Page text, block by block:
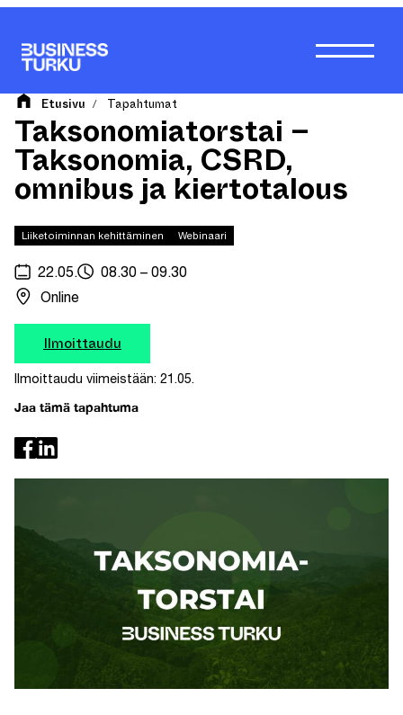
Etusivu / Tapahtumat
Taksonomiatorstai –
Taksonomia, CSRD,
omnibus ja kiertotalous
Liiketoiminnan kehittäminen Webinaari
22.05.
08.30 – 09.30
Online
Ilmoittaudu
Ilmoittaudu viimeistään: 21.05.
Jaa tämä tapahtuma